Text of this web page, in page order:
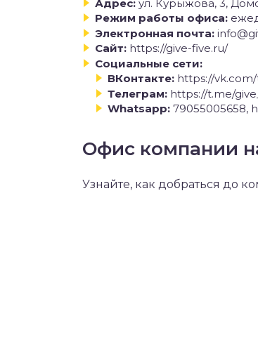
Адрес: ул. Курыжова, 3,
Режим работы офиса:
Электронная почта:
Сайт: https://give-five.ru/
Социальные сети:
ВКонтакте: https://
Телеграм: https://t.me/
Whatsapp: 79055005658,
Офис компании
Узнайте, как добраться до